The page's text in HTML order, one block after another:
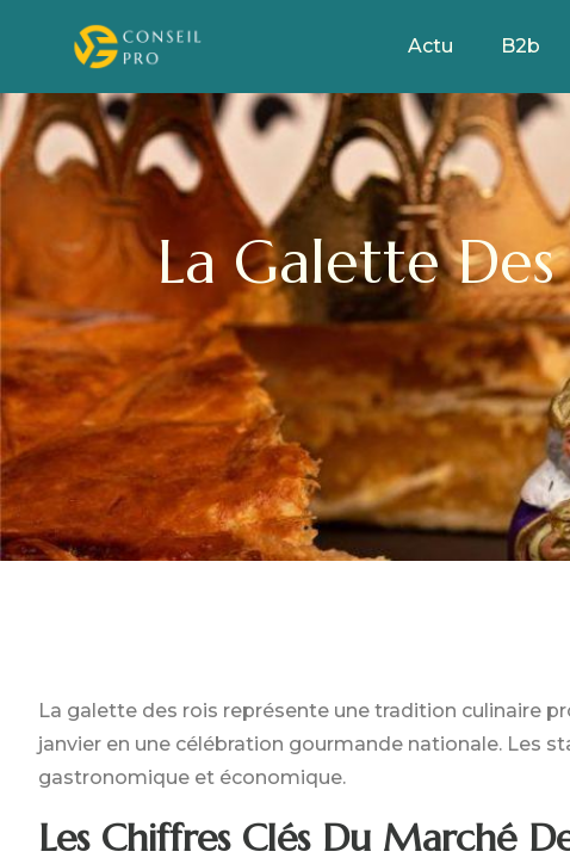
Actu B2b
La Galette Des Rois En Chiffres : Marché, Prix Et
La galette des rois représente une tradition culinaire
janvier en une célébration gourmande nationale. Les
gastronomique et économique.
Les Chiffres Clés Du Marché